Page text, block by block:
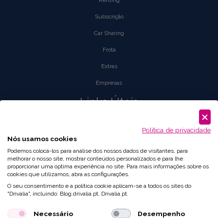
Subscrição
Car Sharing
Frota
Extras
Empresas
Links Úteis
Imprensa
Contactos
Informação legal
Política de privacidade
Nós usamos cookies
Podemos colocá-los para análise dos nossos dados de visitantes, para
melhorar o nosso site, mostrar conteúdos personalizados e para lhe
proporcionar uma óptima experiência no site. Para mais informações sobre os
cookies que utilizamos, abra as configurações.
O seu consentimento e a política cookie aplicam-se a todos os sites do
"Drivalia", incluindo: Blog.drivalia.pt, Drivalia.pt.
Necessário Desempenho